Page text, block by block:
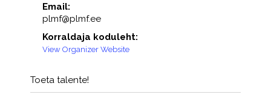
Email:
plmf@plmf.ee
Korraldaja koduleht:
View Organizer Website
Toeta talente!